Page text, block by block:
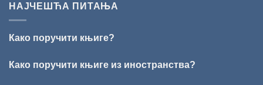
„Милован
НАЈЧЕШЋА ПИТАЊА
Како поручити књиге?
Како поручити књиге из иностранства?